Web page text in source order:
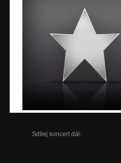
Sdílej koncert dál: